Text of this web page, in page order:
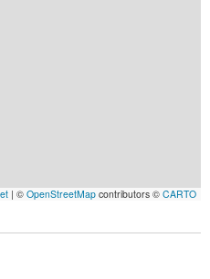
| © OpenStreetMapcontributors © CARTO